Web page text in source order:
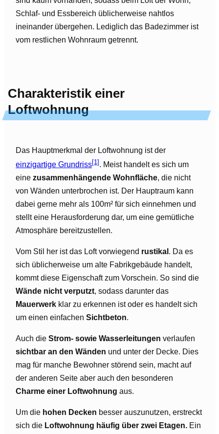
Schlaf- und Essbereich üblicherweise nahtlos
ineinander übergehen. Lediglich das Badezimmer ist
vom restlichen Wohnraum getrennt.
Charakteristik einer
Loftwohnung
Das Hauptmerkmal der Loftwohnung ist der
einzigartige Grundriss[1] . Meist handelt es sich um
eine zusammenhängende Wohnfläche, die nicht
von Wänden unterbrochen ist. Der Hauptraum kann
dabei gerne mehr als 100m² für sich einnehmen und
stellt eine Herausforderung dar, um eine gemütliche
Atmosphäre bereitzustellen.
Vom Stil her ist das Loft vorwiegend rustikal . Da es
sich üblicherweise um alte Fabrikgebäude handelt,
kommt diese Eigenschaft zum Vorschein. So sind die
Wände nicht verputzt, sodass darunter das
Mauerwerk klar zu erkennen ist oder es handelt sich
um einen einfachen Sichtbeton.
Auch die Strom- sowie Wasserleitungen verlaufen
sichtbar an den Wänden und unter der Decke. Dies
mag für manche Bewohner störend sein, macht auf
der anderen Seite aber auch den besonderen
Charme einer Loftwohnung aus.
Um die hohen Decken besser auszunutzen, erstreckt
sich die Loftwohnung häufig über zwei Etagen. Ein